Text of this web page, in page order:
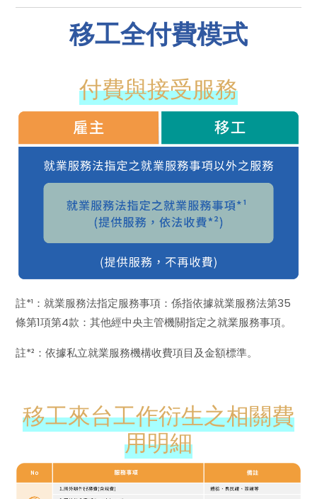
移工全付費模式
付費與接受服務
註*¹：就業服務法指定服務事項：係指依據就業服務法第35
條第1項第4款：其他經中央主管機關指定之就業服務事項。
註*²：依據私立就業服務機構收費項目及金額標準。
移工來台工作衍生之相關費
用明細